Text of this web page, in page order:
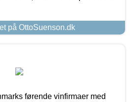
på OttoSuenson.dk
førende vinfirmaer med